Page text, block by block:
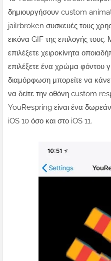
δημιουργήσουν custom
jailrbroken συσκευές τους
εικόνα GIF της επιλογής
επιλέξετε χειροκίνητα
επιλέξετε ένα χρώμα φόντου
διαμόρφωση μπορείτε να
να δείτε την οθόνη custom
YouRespring είναι ένα
iOS 10 όσο και στο iOS 11.